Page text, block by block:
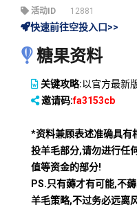
活动ID 12881
快速前往空投入口>>
糖果资料
关键攻略:以官方最新
邀请码:fa3153cb
*资料兼顾表述准确具有
投羊毛部分,请勿进行任
值等资金的部分!
PS.只有薅才有可能,不
羊毛策略,不过务必远离